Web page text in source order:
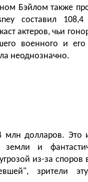
Бэйлом также
составил
актеров, чьи
военного и его
неоднозначно.
млн долларов. Это
и
из-за
зрители